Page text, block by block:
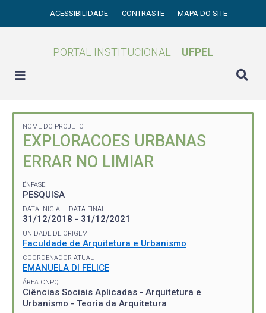
ACESSIBILIDADE CONTRASTE MAPA DO SITE
PORTAL INSTITUCIONAL UFPEL
NOME DO PROJETO
EXPLORACOES URBANAS
ERRAR NO LIMIAR
ÊNFASE
PESQUISA
DATA INICIAL - DATA FINAL
31/12/2018 - 31/12/2021
UNIDADE DE ORIGEM
Faculdade de Arquitetura e Urbanismo
COORDENADOR ATUAL
EMANUELA DI FELICE
ÁREA CNPQ
Ciências Sociais Aplicadas - Arquitetura e
Urbanismo - Teoria da Arquitetura